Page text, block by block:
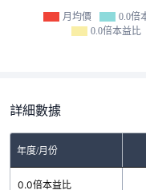
月均價 0.0倍
0.0倍本益比
詳細數據
年度/月份
0.0倍本益比